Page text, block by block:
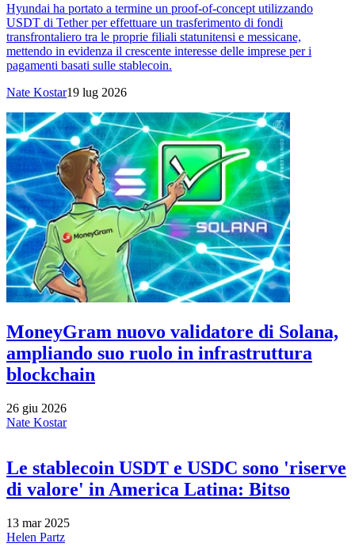
Hyundai ha portato a termine un proof-of-concept utilizzando
USDT di Tether per effettuare un trasferimento di fondi
transfrontaliero tra le proprie filiali statunitensi e messicane,
mettendo in evidenza il crescente interesse delle imprese per i
pagamenti basati sulle stablecoin.
Nate Kostar19 lug 2026
MoneyGram nuovo validatore di Solana,
ampliando suo ruolo in infrastruttura
blockchain
26 giu 2026
Nate Kostar
Le stablecoin USDT e USDC sono 'riserve
di valore' in America Latina: Bitso
13 mar 2025
Helen Partz